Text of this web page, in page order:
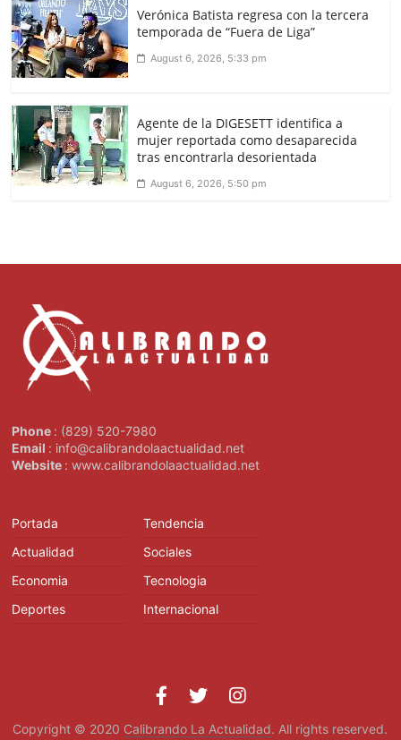
Verónica Batista regresa con la tercera
temporada de “Fuera de Liga”
August 6, 2026, 5:33 pm
Agente de la DIGESETT identifica a
mujer reportada como desaparecida
tras encontrarla desorientada
August 6, 2026, 5:50 pm
Phone : (829) 520-7980
Email : info@calibrandolaactualidad.net
Website : www.calibrandolaactualidad.net
Portada
Actualidad
Economia
Deportes
Tendencia
Sociales
Tecnologia
Internacional
Copyright © 2020 Calibrando La Actualidad. All rights reserved.